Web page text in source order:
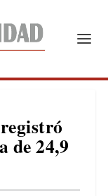
de 24,9